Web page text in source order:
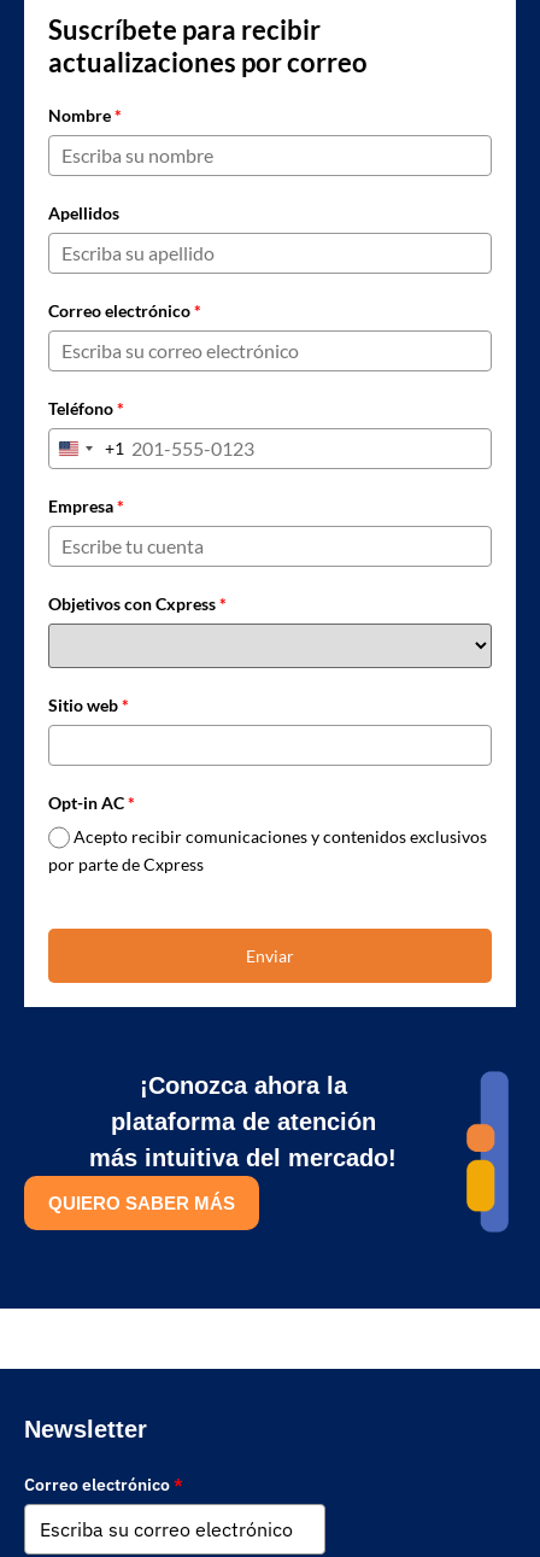
Suscríbete para recibir
actualizaciones por correo
Nombre*
Apellidos
Correo electrónico*
Teléfono*
United States +1
+1
Empresa*
Objetivos con Cxpress*
Sitio web*
Opt-in AC*
Acepto recibir comunicaciones y contenidos exclusivos
por parte de Cxpress
Enviar
¡Conozca ahora la
plataforma de atención
más intuitiva del mercado!
QUIERO SABER MÁS
Newsletter
Correo electrónico*